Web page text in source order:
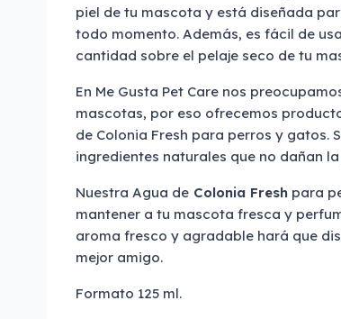
piel de tu mascota y está diseñada
todo momento. Además, es fácil de
cantidad sobre el pelaje seco de tu
En Me Gusta Pet Care nos
mascotas, por eso ofrecemos
de Colonia Fresh para perros y gatos.
ingredientes naturales que no dañan
Nuestra Agua de Colonia Fresh para
mantener a tu mascota fresca y
aroma fresco y agradable hará que
mejor amigo.
Formato 125 ml.